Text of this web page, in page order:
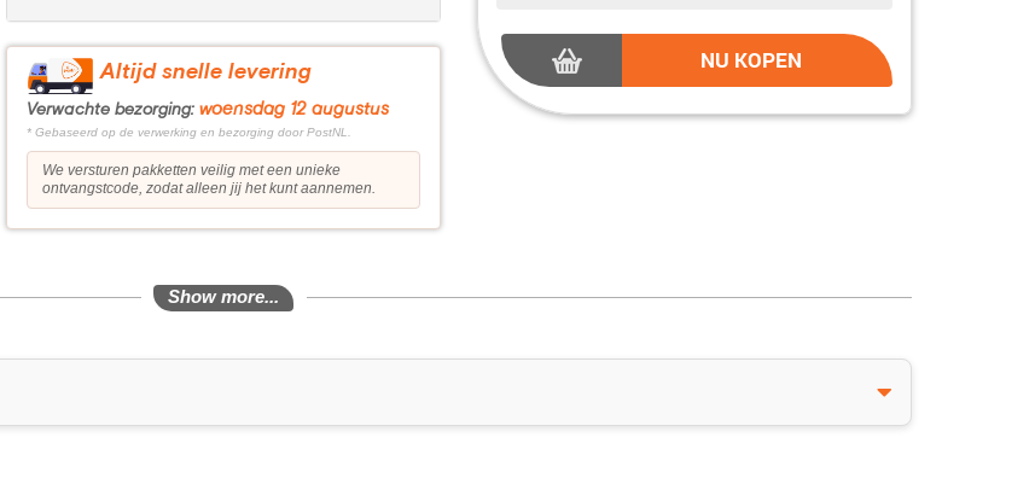
Altijd snelle levering
Verwachte bezorging: woensdag 12 augustus
* Gebaseerd op de verwerking en bezorging door PostNL.
We versturen pakketten veilig met een unieke
ontvangstcode, zodat alleen jij het kunt aannemen.
NU KOPEN
Show more...